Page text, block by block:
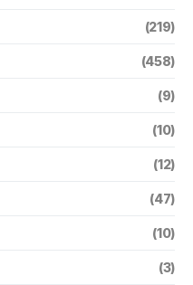
(219)
(458)
(9)
(10)
(12)
(47)
(10)
(3)